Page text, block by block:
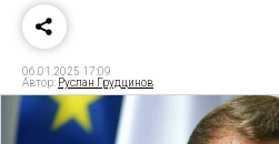
06.01.2025 17:09
Автор: Руслан Грудцинов